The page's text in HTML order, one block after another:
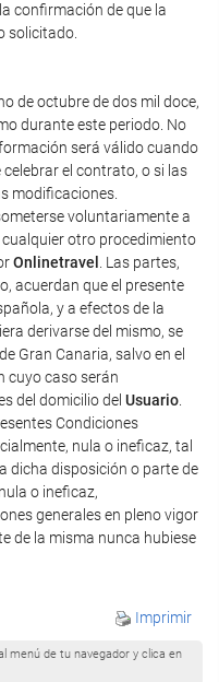
confirmación de que la
solicitado.
de octubre de dos mil doce,
durante este periodo. No
será válido cuando
el contrato, o si las
modificaciones.
voluntariamente a
otro procedimiento
Onlinetravel
. Las partes,
acuerdan que el presente
y a efectos de la
derivarse del mismo, se
Gran Canaria, salvo en el
cuyo caso serán
del domicilio del Usuario
Condiciones
nula o ineficaz, tal
dicha disposición o parte de
o ineficaz,
generales en pleno vigor
de la misma nunca hubiese
Imprimir
menú de tu navegador y clica en